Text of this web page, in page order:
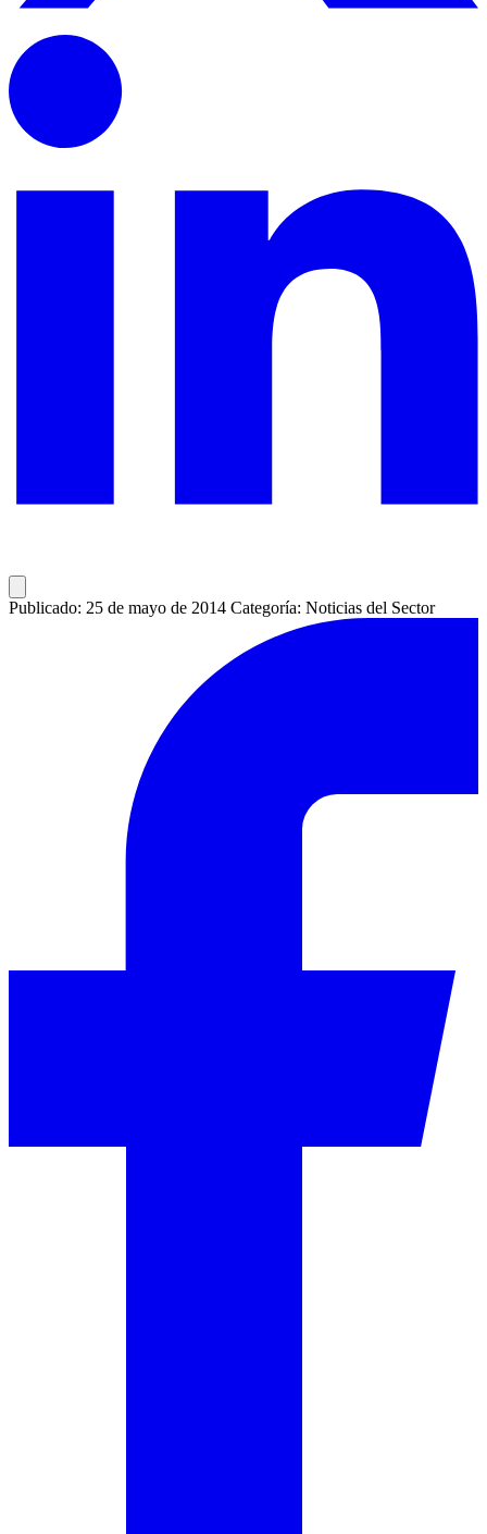
Publicado: 25 de mayo de 2014 Categoría: Noticias del Sector